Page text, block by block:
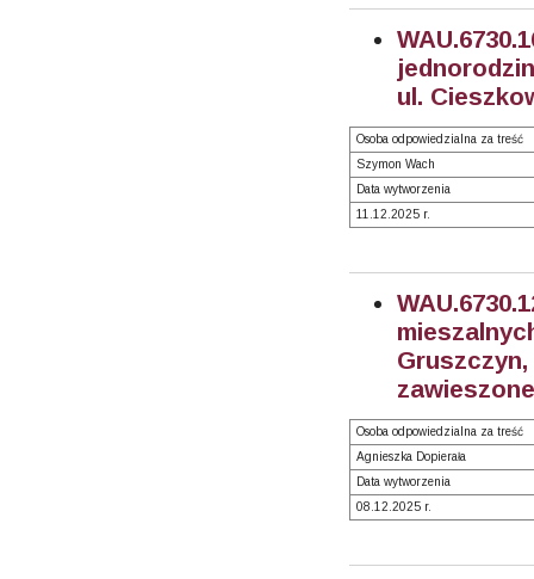
ul.
Osoba odpowiedzialna za treść
Szymon Wach
Data wytworzenia
11.12.2025 r.
Osoba odpowiedzialna za treść
Agnieszka Dopierała
Data wytworzenia
08.12.2025 r.